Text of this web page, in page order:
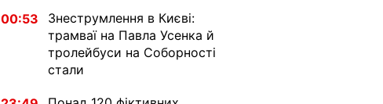
00:53
Знеструмлення в Києві:
трамваї на Павла Усенка й
тролейбуси на Соборності
стали